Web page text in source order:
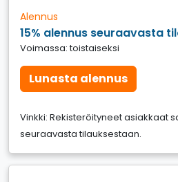
Alennus
15% alennus seuraavasta
Voimassa: toistaiseksi
Lunasta alennus
Vinkki: Rekisteröityneet asiakkaat
seuraavasta tilauksestaan.